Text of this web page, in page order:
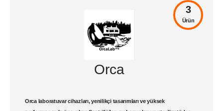
Orca
Orca laboratuvar cihazları, yenilikçi tasarımları ve yüksek
3
Ürün